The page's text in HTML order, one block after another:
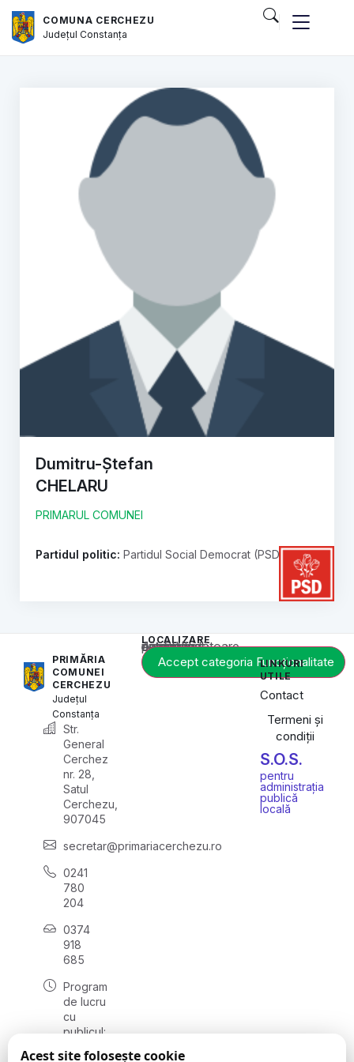
COMUNA CERCHEZU
JudețulConstanța
Dumitru-Ștefan
CHELARU
PRIMARUL COMUNEI
Partidul politic: Partidul Social Democrat (PSD)
PRIMĂRIA
COMUNEI
CERCHEZU
Județul
Constanța
Str.
General
Cerchez
nr. 28,
Satul
Cerchezu,
907045
secretar@primariacerchezu.ro
0241
780
204
0374
918
685
Program
de lucru
cu
publicul:
LOCALIZARE
Acest conținut este blocat până când acceptați categoria corespunzătoare de cookie-uri.
Accept categoria Funcționalitate
LINKURI
UTILE
Contact
Termeni și
condiții
S.O.S.
pentru
administrația
publică
locală
Acest site folosește cookie